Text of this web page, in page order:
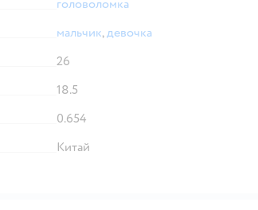
головоломка
мальчик,девочка
26
18.5
0.654
Китай